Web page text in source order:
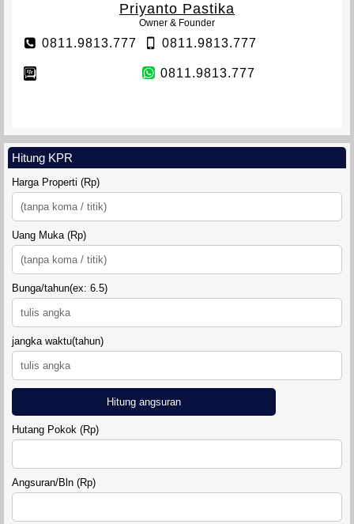
Priyanto Pastika
Owner & Founder
0811.9813.777 0811.9813.777
0811.9813.777
Hitung KPR
Harga Properti (Rp)
Uang Muka (Rp)
Bunga/tahun(ex: 6.5)
jangka waktu(tahun)
Hitung angsuran
Hutang Pokok (Rp)
Angsuran/Bln (Rp)